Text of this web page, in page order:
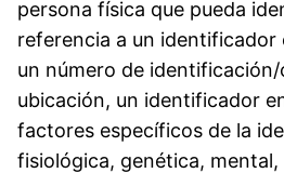
persona física que pueda
referencia a un identificador
un número de
ubicación, un identificador
factores específicos de la
fisiológica, genética,